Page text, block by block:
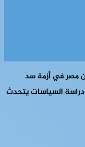
مصر في أزمة سد
السياسات يتحدث